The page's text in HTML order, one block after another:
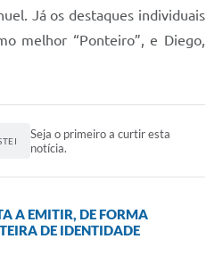
Já os destaques individuais
melhor “Ponteiro”, e Diego,
Seja o primeiro a curtir esta
notícia.
A EMITIR, DE FORMA
DE IDENTIDADE